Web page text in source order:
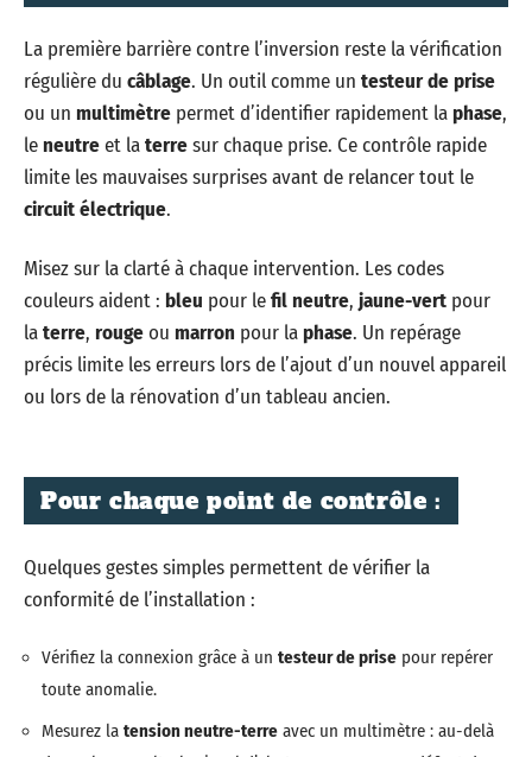
La première barrière contre l’inversion reste la vérification
régulière du câblage. Un outil comme un testeur de prise
ou un multimètre permet d’identifier rapidement laphase,
leneutreet laterresur chaque prise. Ce contrôle rapide
limite les mauvaises surprises avant de relancer tout le
circuit électrique.
Misez sur la clarté à chaque intervention. Les codes
couleurs aident : bleu pour lefil neutre, jaune-vert pour
laterre, rougeou marron pour laphase. Un repérage
précis limite les erreurs lors de l’ajout d’un nouvel appareil
ou lors de la rénovation d’un tableau ancien.
Pour chaque point de contrôle :
Quelques gestes simples permettent de vérifier la
conformité de l’installation :
Vérifiez la connexion grâce à un testeur de prise pour repérer
toute anomalie.
Mesurez la tension neutre-terre avec un multimètre : au-delà